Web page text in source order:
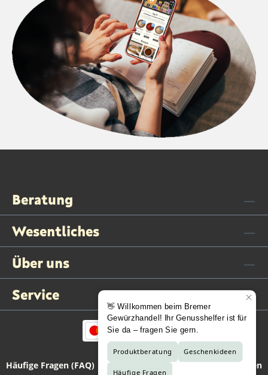
Beratung
Wesentliches
Über uns
Service
Häufige Fragen (FAQ) Kontaktformular Vertrag widerrufen